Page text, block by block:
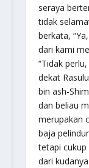
seraya
tidak
berkata,
dari kami
“Tidak
dekat
bin ash-
dan beliau
merupakan
baja
tetapi
dari